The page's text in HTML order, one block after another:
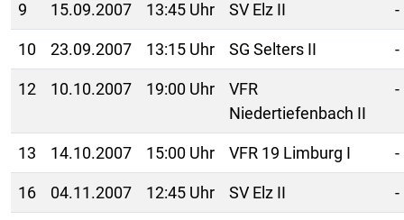
9 15.09.2007 13:45 Uhr SV Elz II -
10 23.09.2007 13:15 Uhr SG Selters II -
12 10.10.2007 19:00 Uhr
VFR
Niedertiefenbach II
-
13 14.10.2007 15:00 Uhr VFR 19 Limburg I -
16 04.11.2007 12:45 Uhr SV Elz II -